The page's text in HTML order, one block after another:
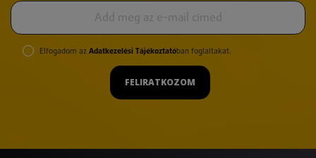
Elfogadom az Adatkezelési Tájékoztatóban foglaltakat.
FELIRATKOZOM